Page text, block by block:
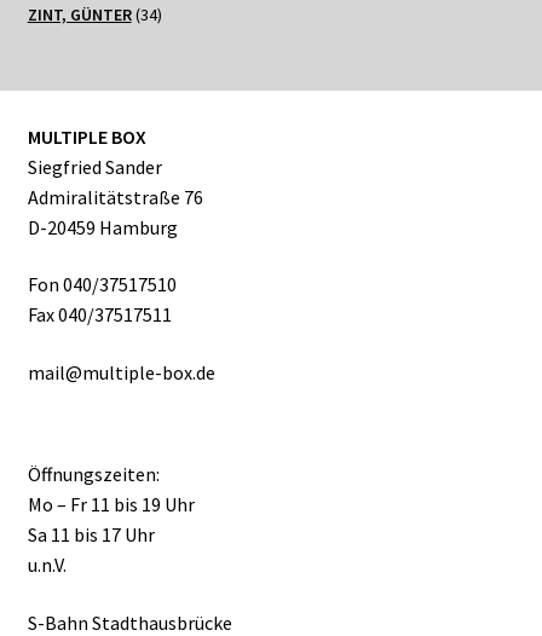
Produkte
ZINT, GÜNTER 3434
MULTIPLE BOX
Siegfried Sander
Admiralitätstraße 76
D-20459 Hamburg
Fon 040/37517510
Fax 040/37517511
mail@multiple-box.de
Öffnungszeiten:
Mo – Fr 11 bis 19 Uhr
Sa 11 bis 17 Uhr
u.n.V.
S-Bahn Stadthausbrücke